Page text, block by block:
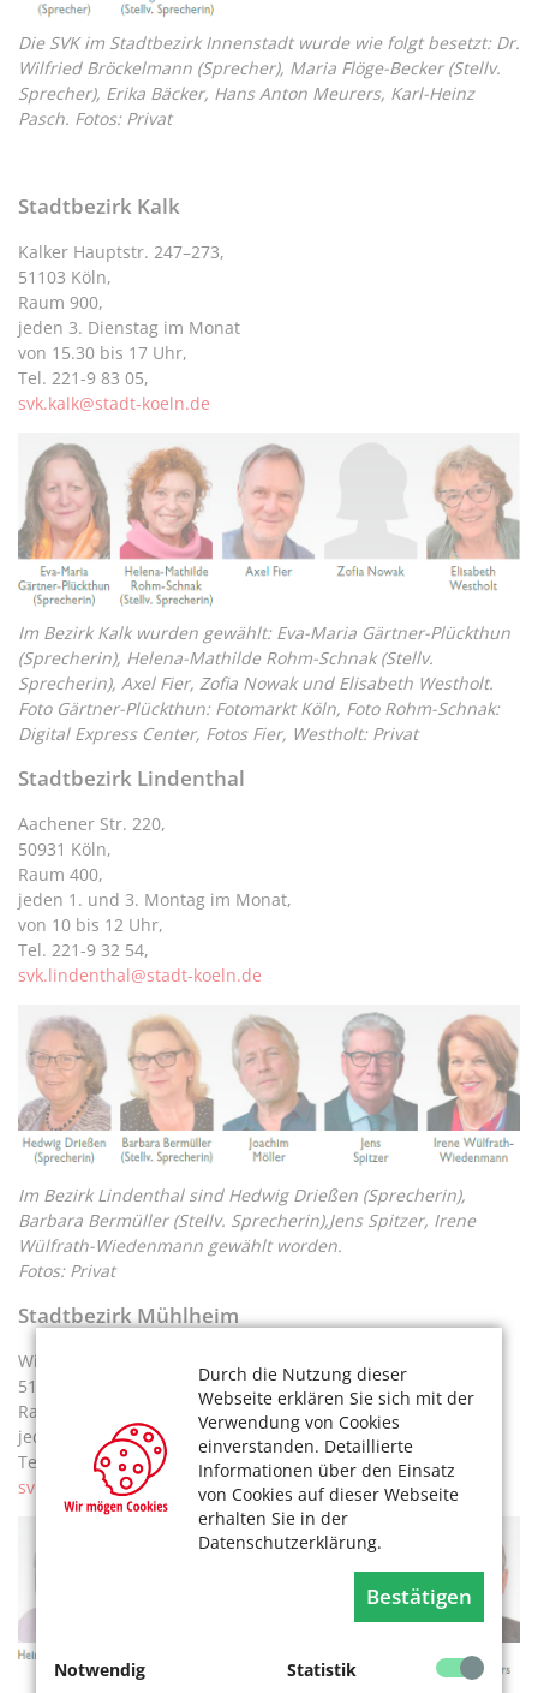
Durch die Nutzung dieser
Webseite erklären Sie sich mit der
Verwendung von Cookies
einverstanden. Detaillierte
Informationen über den Einsatz
von Cookies auf dieser Webseite
erhalten Sie in der
Datenschutzerklärung.
Bestätigen
Notwendig
Statistik
Die SVK im Stadtbezirk Innenstadt wurde wie folgt besetzt: Dr.
Wilfried Bröckelmann (Sprecher), Maria Flöge-Becker (Stellv.
Sprecher), Erika Bäcker, Hans Anton Meurers, Karl-Heinz
Pasch. Fotos: Privat
Stadtbezirk Kalk
Kalker Hauptstr. 247–273,
51103 Köln,
Raum 900,
jeden 3. Dienstag im Monat
von 15.30 bis 17 Uhr,
Tel. 221-9 83 05,
svk.kalk@stadt-koeln.de
Im Bezirk Kalk wurden gewählt: Eva-Maria Gärtner-Plückthun
(Sprecherin), Helena-Mathilde Rohm-Schnak (Stellv.
Sprecherin), Axel Fier, Zofia Nowak und Elisabeth Westholt.
Foto Gärtner-Plückthun: Fotomarkt Köln, Foto Rohm-Schnak:
Digital Express Center, Fotos Fier, Westholt: Privat
Stadtbezirk Lindenthal
Aachener Str. 220,
50931 Köln,
Raum 400,
jeden 1. und 3. Montag im Monat,
von 10 bis 12 Uhr,
Tel. 221-9 32 54,
svk.lindenthal@stadt-koeln.de
Im Bezirk Lindenthal sind Hedwig Drießen (Sprecherin),
Barbara Bermüller (Stellv. Sprecherin),Jens Spitzer, Irene
Wülfrath-Wiedenmann gewählt worden.
Fotos: Privat
Stadtbezirk Mühlheim
Wiener Platz 2a,
51065 Köln,
Raum 646,
jeden Montag von 10 bis 12 Uhr,
Tel. 221-9 93 07,
svk.muelheim@stadt-koeln.de